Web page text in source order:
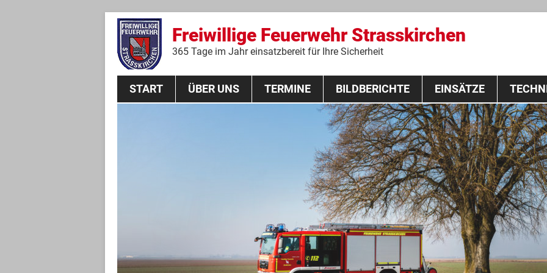
Freiwillige Feuerwehr Strasskirchen
365 Tage im Jahr einsatzbereit für Ihre Sicherheit
Zum
springen
START ÜBER UNS TERMINE
THL Lehrgang 2020
BILDBERICHTE EINSÄTZE
Fahrzeuge
Ausrüstung